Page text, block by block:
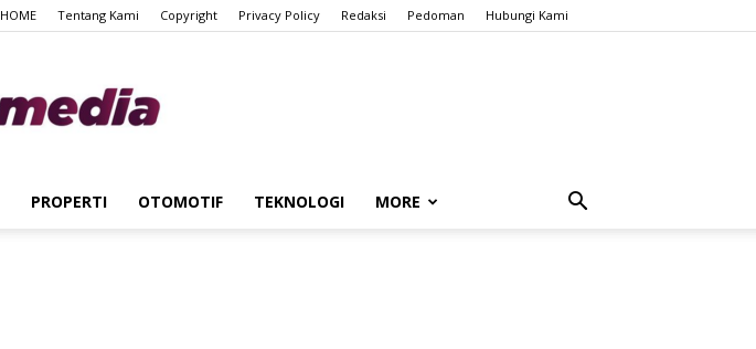
HOME Tentang Kami Copyright Privacy Policy Redaksi Pedoman Hubungi Kami
PROPERTI OTOMOTIF TEKNOLOGI MORE